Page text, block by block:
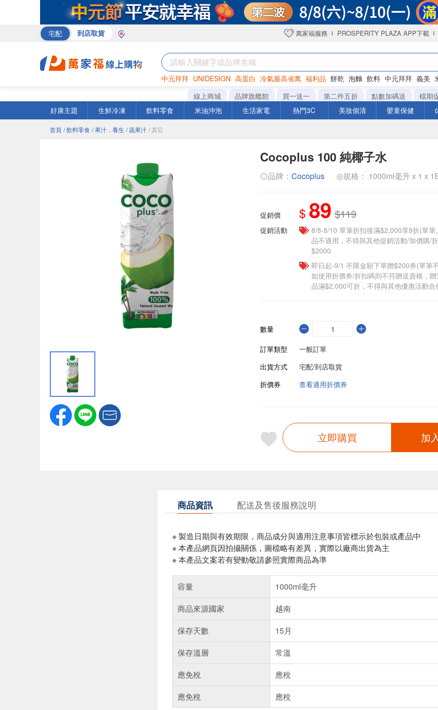
宅配 到店取貨 萬家福服務 PROSPERITY PLAZA APP下載
中元拜拜 UNIDESIGN 高蛋白 冷氣最高省萬 福利品 餅乾 泡麵 飲料 中元拜拜 義美
罐頭 海苔 洋芋片
線上商城 品牌旗艦館 買一送一 第二件五折 點數加碼送 檔期
好康主題
生鮮冷凍 飲料零食 米油沖泡 生活家電 熱門3C 美妝個清 嬰童保健
首頁 / 飲料零食 / 果汁．養生 / 蔬果汁 / 其它
Cocoplus 100 純椰子水
◎品牌： Cocoplus ◎規格： 1000ml毫升 x 1 x
促銷價 $ 89 $119
促銷活動
8/8-8/10 單筆折扣後滿$2,000享9折(單
品不適用，不得與其他促銷活動/加價購/
$2000
即日起-9/1 不限金額下單贈$200券(單筆
如使用折價券/折扣碼則不符贈送資格，
品滿$2,000可折，不得與其他優惠活動合
數量
訂單類型
一般訂單
出貨方式
宅配/到店取貨
折價券
查看適用折價券
立即購買 加
商品資訊 配送及售後服務說明
※ 製造日期與有效期限，商品成分與適用注意事項皆標示於包裝或產品中
※ 本產品網頁因拍攝關係，圖檔略有差異，實際以廠商出貨為主
※ 本產品文案若有變動敬請參照實際商品為準
容量
1000ml毫升
商品來源國家
越南
保存天數
15月
保存溫層
常溫
應免稅
應稅
應免稅
應稅